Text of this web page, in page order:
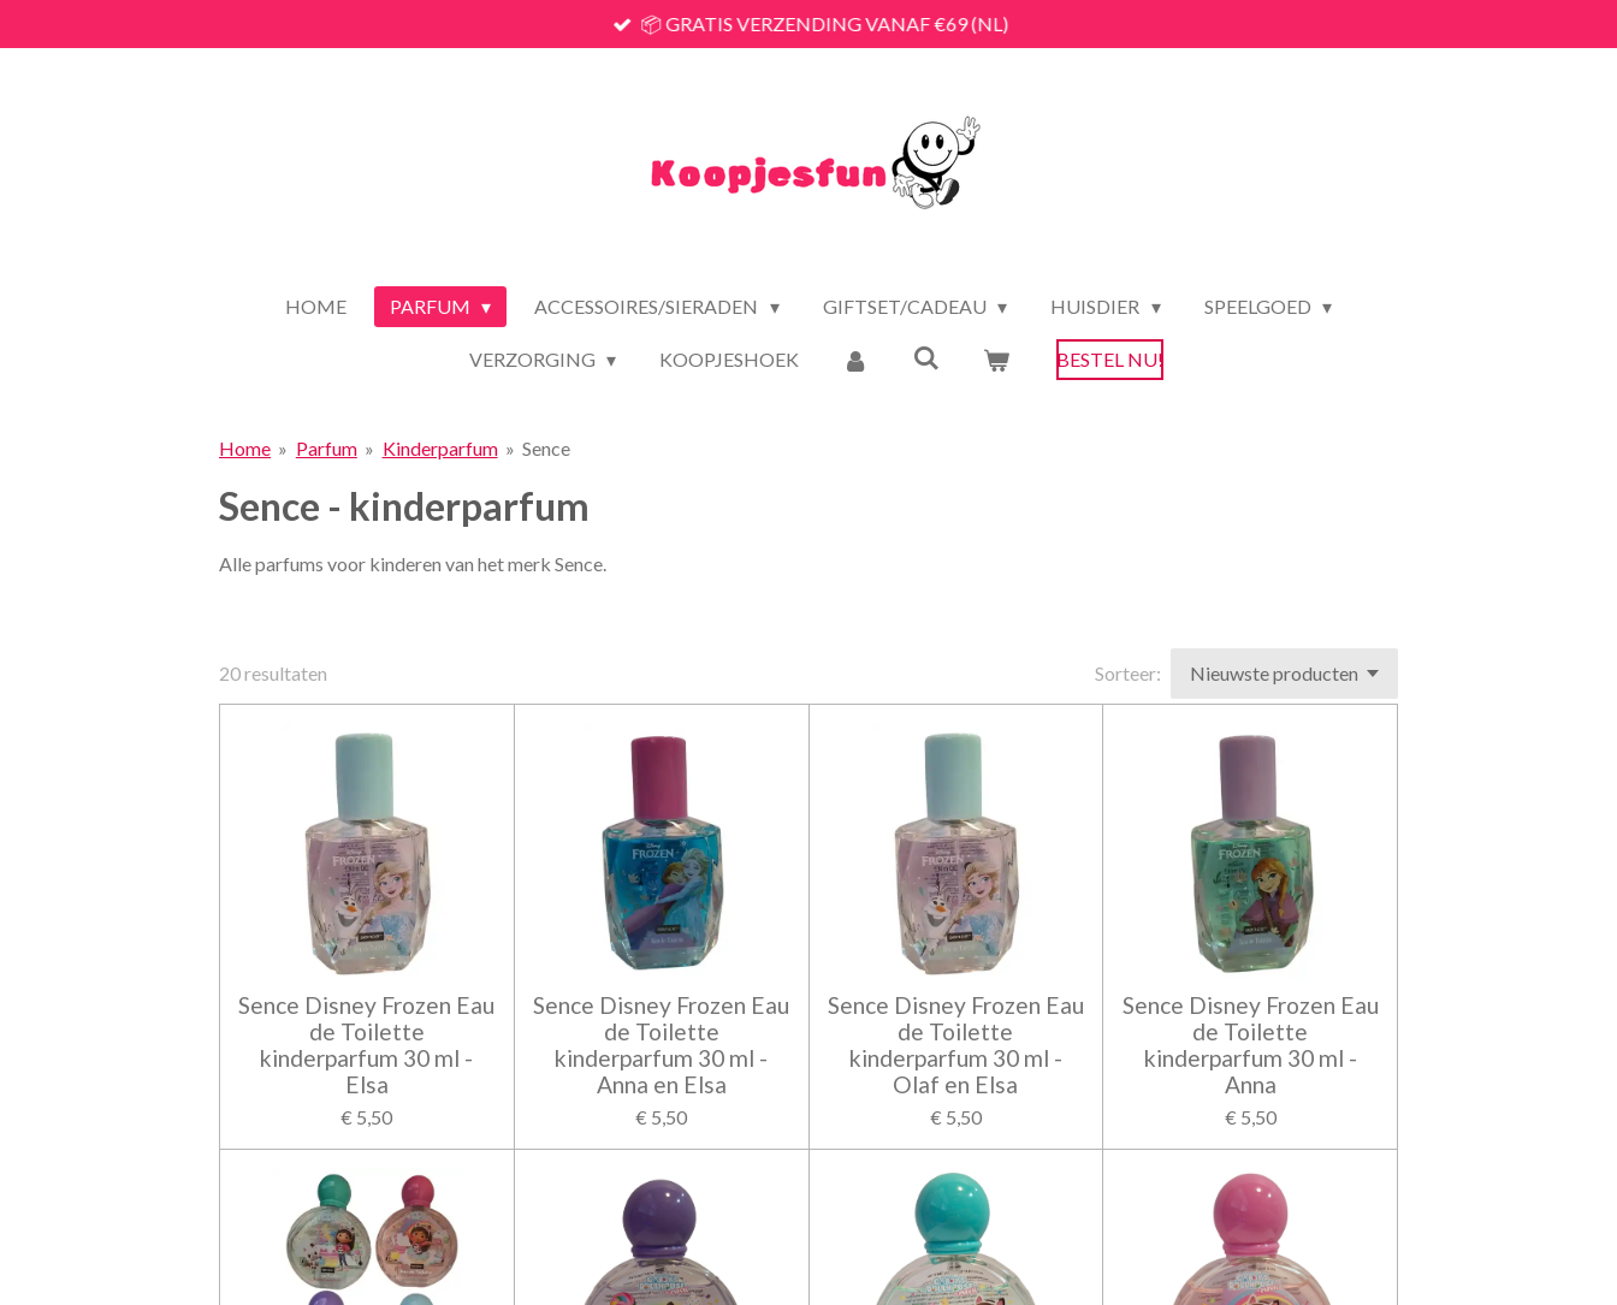
direct
📦 GRATIS VERZENDING VANAF €69 (NL)
HOME PARFUM ACCESSOIRES/SIERADEN GIFTSET/CADEAU HUISDIER SPEELGOED
VERZORGING KOOPJESHOEK BESTEL NU!
Home » Parfum » Kinderparfum » Sence
Sence - kinderparfum
Alle parfums voor kinderen van het merk Sence.
20 resultaten Sorteer:
Sence Disney Frozen Eau
de Toilette
kinderparfum 30 ml -
Elsa
€ 5,50
Sence Disney Frozen Eau
de Toilette
kinderparfum 30 ml -
Anna en Elsa
€ 5,50
Sence Disney Frozen Eau
de Toilette
kinderparfum 30 ml -
Olaf en Elsa
€ 5,50
Sence Disney Frozen Eau
de Toilette
kinderparfum 30 ml -
Anna
€ 5,50